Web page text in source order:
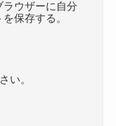
ウザーに自分
保存する。
い。